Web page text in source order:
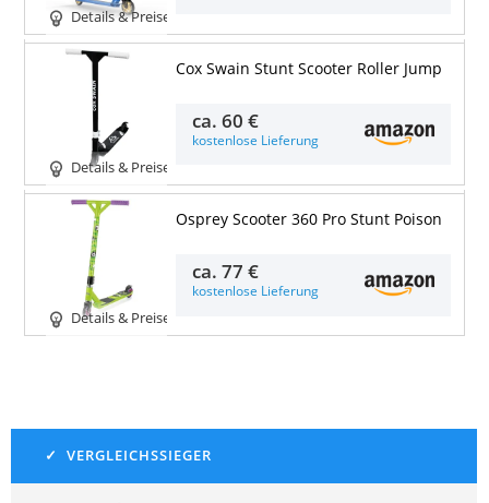
Details & Preise
Details & Preise
Cox Swain Stunt Scooter Roller Jump
ca.60 €
kostenlose Lieferung
Details & Preise
Osprey Scooter 360 Pro Stunt Poison
ca.77 €
kostenlose Lieferung